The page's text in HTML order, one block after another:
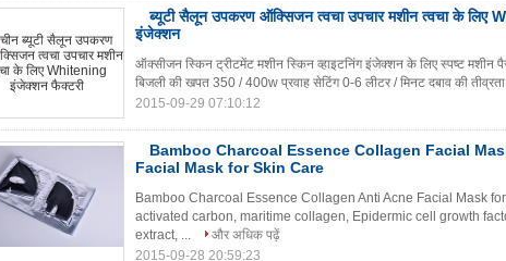
ब्यूटी सैलून उपकरण ऑक्सिजन त्वचा उपचार मशीन त्वचा के लिए
इंजेक्शन
ऑक्सीजन स्किन ट्रीटमेंट मशीन स्किन व्हाइटनिंग इंजेक्शन के लिए स्पष्ट मशीन
बिजली की खपत 350 / 400w प्रवाह सेटिंग 0-6 लीटर / मिनट दबाव की
2015-09-29 07:10:12
Bamboo Charcoal Essence Collagen Facial
Facial Mask for Skin Care
Bamboo Charcoal Essence Collagen Anti Acne Facial Mask
activated carbon, maritime collagen, Epidermic cell growth
extract, ...
और अधिक पढ़ें
2015-09-28 20:59:23